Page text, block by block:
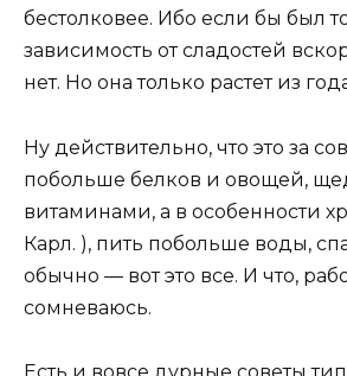
бестолковее. Ибо если бы был
зависимость от сладостей
нет. Но она только растет из
Ну действительно, что это за
побольше белков и овощей,
витаминами, а в особенности
Карл. ), пить побольше воды,
обычно — вот это все. И что,
сомневаюсь.